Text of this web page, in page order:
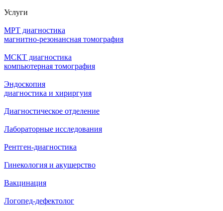
Услуги
МРТ диагностика
магнитно-резонансная томография
МСКТ диагностика
компьютерная томография
Эндоскопия
диагностика и хириргуия
Диагностическое отделение
Лабораторные исследования
Рентген-диагностика
Гинекология и акушерство
Вакцинация
Логопед-дефектолог